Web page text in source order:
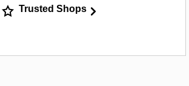
Trusted Shops